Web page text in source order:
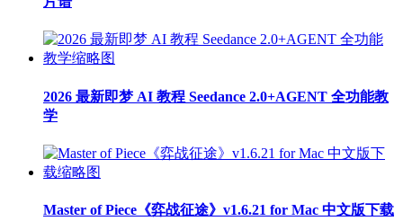
2026 最新即梦 AI 教程 Seedance 2.0+AGENT 全功能教
学
Master of Piece《弈战征途》v1.6.21 for Mac 中文版下载